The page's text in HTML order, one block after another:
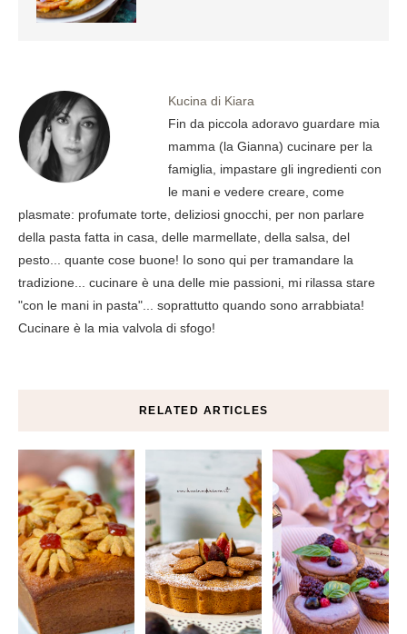
Kucina di Kiara
Fin da piccola adoravo guardare mia
mamma (la Gianna) cucinare per la
famiglia, impastare gli ingredienti con
le mani e vedere creare, come
plasmate: profumate torte, deliziosi gnocchi, per non parlare
della pasta fatta in casa, delle marmellate, della salsa, del
pesto... quante cose buone! Io sono qui per tramandare la
tradizione... cucinare è una delle mie passioni, mi rilassa stare
"con le mani in pasta"... soprattutto quando sono arrabbiata!
Cucinare è la mia valvola di sfogo!
RELATED ARTICLES